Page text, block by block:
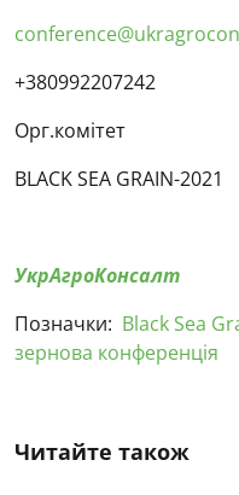
+380992207242
Орг.комітет
BLACK SEA GRAIN-2021
УкрАгроКонсалт
Позначки: Black Sea
зернова конференція
Читайте також